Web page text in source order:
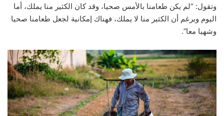
وتقول: “لم يكن طعامنا بالأمس صحيا، وقد كان الكثير منا يملك، أما
اليوم وبرغم أن الكثير منا لا يملك، فهناك إمكانية لجعل طعامنا صحيا
وشهيا معا”.